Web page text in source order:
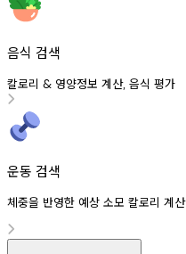
음식 검색
칼로리 & 영양정보 계산, 음식 평가
운동 검색
체중을 반영한 예상 소모 칼로리 계산